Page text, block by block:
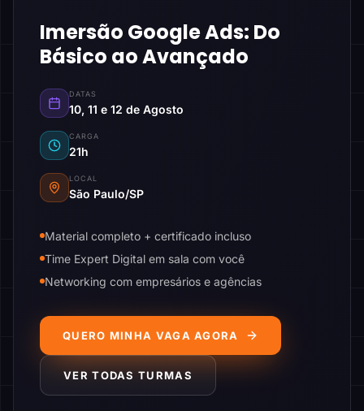
Imersão Google Ads: Do
Básico ao Avançado
DATAS
10, 11 e 12 de Agosto
CARGA
21h
LOCAL
São Paulo/SP
Material completo + certificado incluso
Time Expert Digital em sala com você
Networking com empresários e agências
QUERO MINHA VAGA AGORA
VER TODAS TURMAS